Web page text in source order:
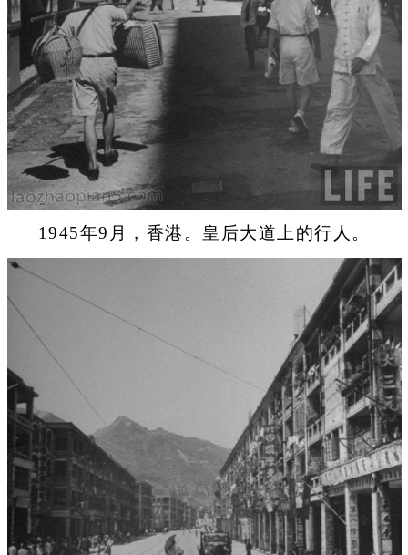
1945年9月，香港。皇后大道上的行人。